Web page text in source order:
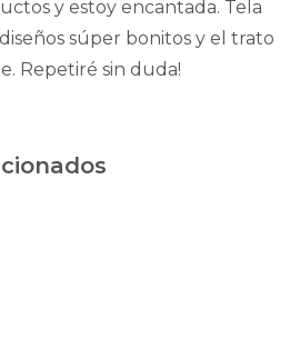
y estoy encantada. Tela
súper bonitos y el trato
Repetiré sin duda!